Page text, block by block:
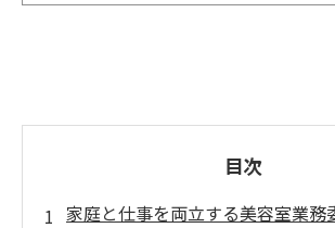
目次
家庭と仕事を両立する美容室業務